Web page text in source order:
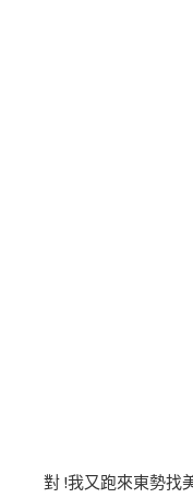
對 !我又跑來東勢找